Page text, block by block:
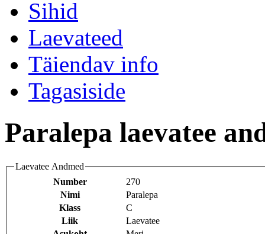
Sihid
Laevateed
Täiendav info
Tagasiside
Paralepa laevatee
Laevatee Andmed
Number
270
Nimi
Paralepa
Klass
C
Liik
Laevatee